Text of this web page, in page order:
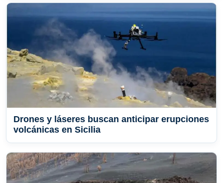
Drones y láseres buscan anticipar erupciones
volcánicas en Sicilia